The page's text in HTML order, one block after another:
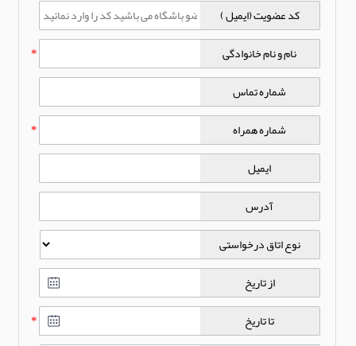
کد عضویت (ایمیل )
نام و نام خانوادگی
*
شماره تماس
شماره همراه
*
ایمیل
آدرس
نوع اتاق درخواستی
از تاریخ
تا تاریخ
*